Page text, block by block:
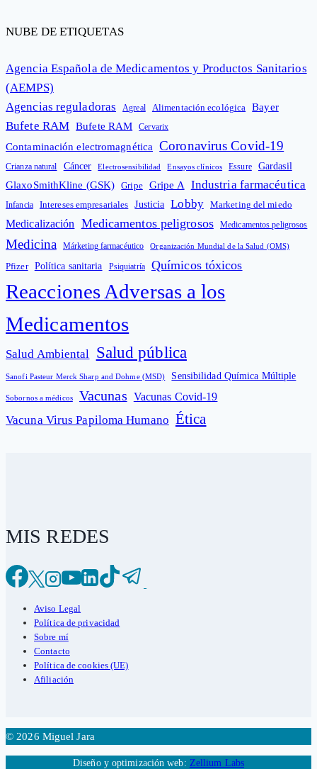
NUBE DE ETIQUETAS
Agencia Española de Medicamentos y Productos Sanitarios
(AEMPS)
Agencias reguladoras
Agreal Alimentación ecológica Bayer
Bufete RAM Bufete RAM Cervarix
Contaminación electromagnética Coronavirus Covid-19
Crianza natural Cáncer Electrosensibilidad Ensayos clínicos Essure Gardasil
GlaxoSmithKline (GSK) Gripe Gripe A Industria farmacéutica
Infancia Intereses empresariales Justicia Lobby Marketing del miedo
Medicalización Medicamentos peligrosos Medicamentos peligrosos
Medicina Márketing farmacéutico Organización Mundial de la Salud (OMS)
Pfizer Política sanitaria Psiquiatría Químicos tóxicos
Reacciones Adversas a los
Medicamentos
Salud Ambiental Salud pública
Sanofi Pasteur Merck Sharp and Dohme (MSD) Sensibilidad Química Múltiple
Sobornos a médicos Vacunas Vacunas Covid-19
Vacuna Virus Papiloma Humano Ética
MIS REDES
Aviso Legal
Política de privacidad
Sobre mí
Contacto
Política de cookies (UE)
Afiliación
© 2026 Miguel Jara
Diseño y optimización web: Zellium Labs